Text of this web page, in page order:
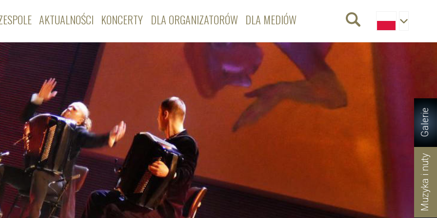
Galerie
Muzyka i nuty
AKTUALNOŚCI KONCERTY DLA ORGANIZATORÓW DLA MEDIÓW